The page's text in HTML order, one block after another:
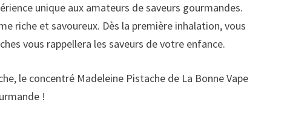
unique aux amateurs de saveurs gourmandes.
riche et savoureux. Dès la première inhalation, vous
vous rappellera les saveurs de votre enfance.
le concentré Madeleine Pistache de La Bonne Vape
!